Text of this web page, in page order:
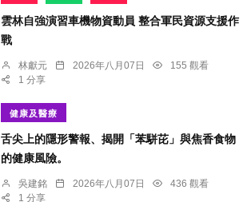
雲林自強演習車機物資動員 整合軍民資源支援作
戰
林獻元 2026年八月07日
155 觀看
1 分享
健康及醫療
舌尖上的隱形警報、揭開「苯駢芘」與焦香食物
的健康風險。
吳建銘 2026年八月07日
436 觀看
1 分享